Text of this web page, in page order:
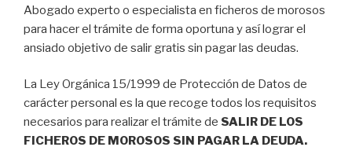
Abogado experto o especialista en ficheros de morosos
para hacer el trámite de forma oportuna y así lograr el
ansiado objetivo de salir gratis sin pagar las deudas.
La Ley Orgánica 15/1999 de Protección de Datos de
carácter personal es la que recoge todos los requisitos
necesarios para realizar el trámite de SALIR DE LOS
FICHEROS DE MOROSOS SIN PAGAR LA DEUDA.